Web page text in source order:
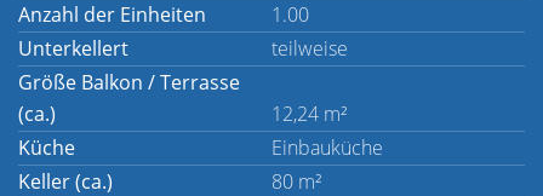
Anzahl der Einheiten
1.00
Unterkellert
teilweise
Größe Balkon / Terrasse
(ca.)
12,24 m²
Küche
Einbauküche
Keller (ca.)
80 m²